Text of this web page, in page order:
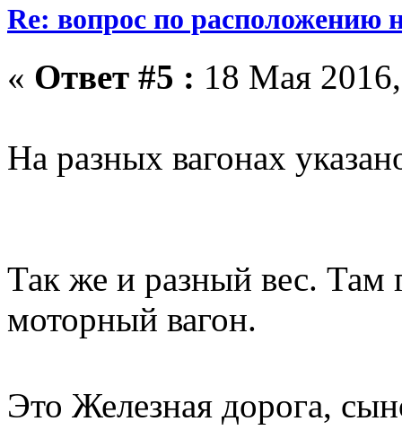
Re: вопрос по расположению
« Ответ #5 : 18 Мая
На разных вагонах
Так же и разный вес. Там
моторный вагон.
Это Железная дорога,